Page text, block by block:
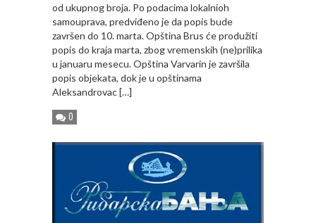
od ukupnog broja. Po podacima lokalnioh
samouprava, predviđeno je da popis bude
završen do 10. marta. Opština Brus će produžiti
popis do kraja marta, zbog vremenskih (ne)prilika
u januaru mesecu. Opština Varvarin je završila
popis objekata, dok je u opštinama
Aleksandrovac […]
0